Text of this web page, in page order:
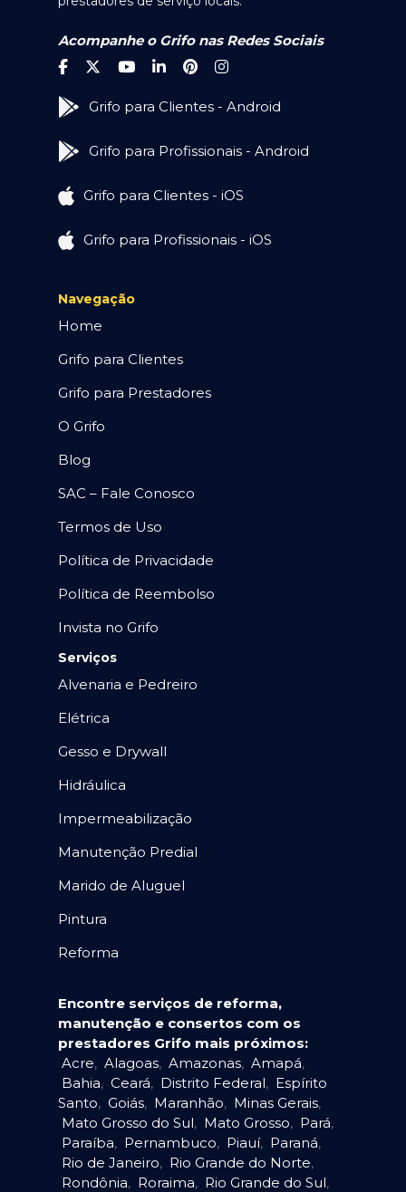
Acompanhe o Grifo nas Redes Sociais
Grifo para Clientes - Android
Grifo para Profissionais - Android
Grifo para Clientes - iOS
Grifo para Profissionais - iOS
Navegação
Home
Grifo para Clientes
Grifo para Prestadores
O Grifo
Blog
SAC – Fale Conosco
Termos de Uso
Política de Privacidade
Política de Reembolso
Invista no Grifo
Serviços
Alvenaria e Pedreiro
Elétrica
Gesso e Drywall
Hidráulica
Impermeabilização
Manutenção Predial
Marido de Aluguel
Pintura
Reforma
Encontre serviços de reforma,
manutenção e consertos com os
prestadores Grifo mais próximos:
Acre, Alagoas, Amazonas, Amapá,
Bahia, Ceará, Distrito Federal, Espírito
Santo, Goiás, Maranhão, Minas Gerais,
Mato Grosso do Sul, Mato Grosso, Pará,
Paraíba, Pernambuco, Piauí, Paraná,
Rio de Janeiro, Rio Grande do Norte,
Rondônia, Roraima, Rio Grande do Sul,